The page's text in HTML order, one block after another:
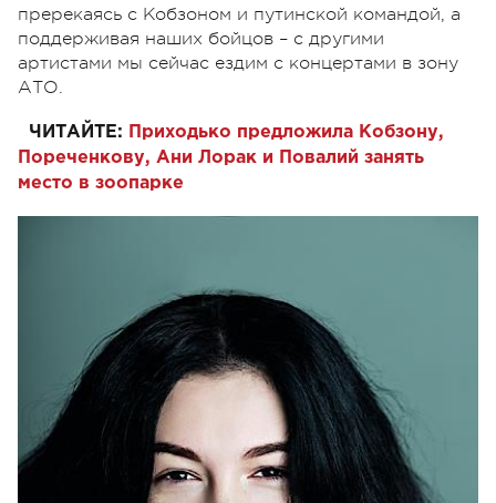
пререкаясь с Кобзоном и путинской командой, а
поддерживая наших бойцов – с другими
артистами мы сейчас ездим с концертами в зону
АТО.
ЧИТАЙТЕ:
Приходько предложила Кобзону,
Пореченкову, Ани Лорак и Повалий занять
место в зоопарке